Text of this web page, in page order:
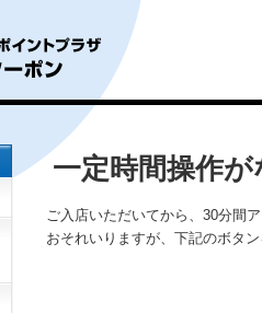
一定時間操作
ご入店いただいてから、30分間
おそれいりますが、下記のボタ